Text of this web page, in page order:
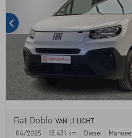
Fiat Doblo VAN L1 LIGHT
04/2025
13.431 km Diesel Manueel